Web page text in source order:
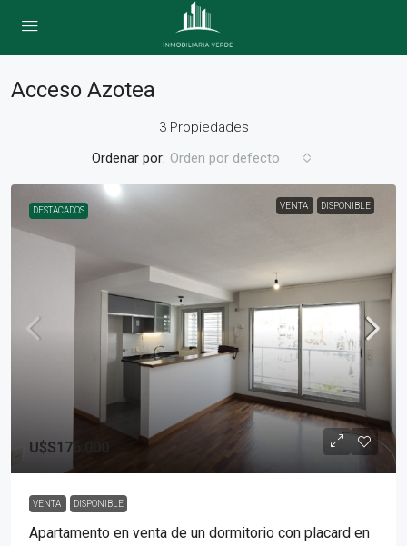
Acceso Azotea
3 Propiedades
Ordenar por: Orden por defecto
DESTACADOS VENTA DISPONIBLE
U$S176.000
VENTA DISPONIBLE
Apartamento en venta de un dormitorio con placard en